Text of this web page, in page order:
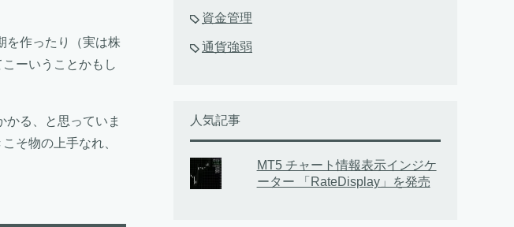
を作ったり（実は株
ーいうことかもし
る、と思っていま
そ物の上手なれ、
資金管理
通貨強弱
人気記事
MT5 チャート情報表示インジケ
ーター 「RateDisplay」を発売